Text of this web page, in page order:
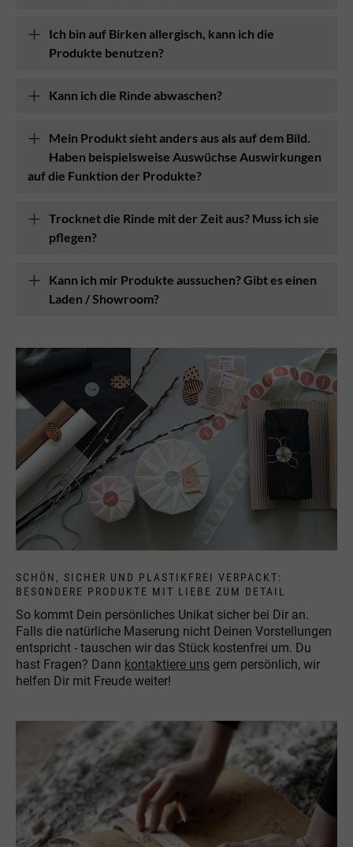
Ich bin auf Birken allergisch, kann ich die
Produkte benutzen?
Kann ich die Rinde abwaschen?
Mein Produkt sieht anders aus als auf dem Bild.
Haben beispielsweise Auswüchse Auswirkungen
auf die Funktion der Produkte?
Trocknet die Rinde mit der Zeit aus? Muss ich sie
pflegen?
Kann ich mir Produkte aussuchen? Gibt es einen
Laden / Showroom?
SCHÖN, SICHER UND PLASTIKFREI VERPACKT:
BESONDERE PRODUKTE MIT LIEBE ZUM DETAIL
So kommt Dein persönliches Unikat sicher bei Dir an.
Falls die natürliche Maserung nicht Deinen Vorstellungen
entspricht - tauschen wir das Stück kostenfrei um. Du
hast Fragen? Dann kontaktiere uns gern persönlich, wir
helfen Dir mit Freude weiter!